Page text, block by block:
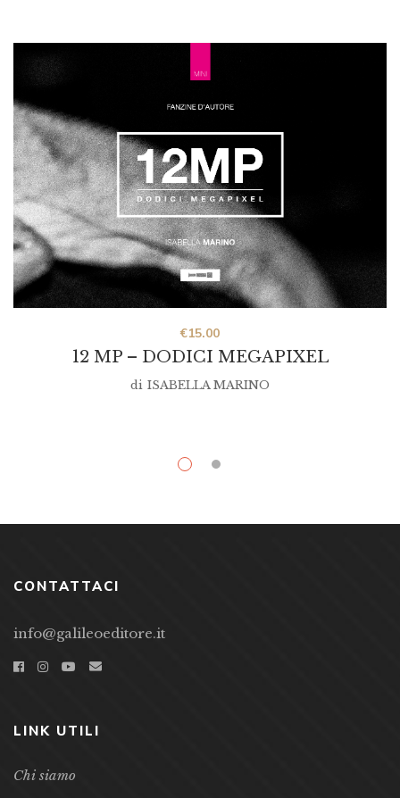
12 MP – DODICI MEGAPIXEL
€15.00
di ISABELLA MARINO
CONTATTACI
info@galileoeditore.it
LINK UTILI
Chi siamo